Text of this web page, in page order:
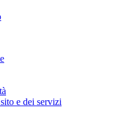
e dei servizi